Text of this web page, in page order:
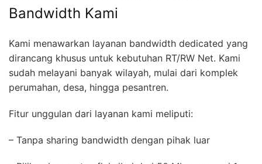
Bandwidth Kami
Kami menawarkan layanan bandwidth dedicated yang
dirancang khusus untuk kebutuhan RT/RW Net. Kami
sudah melayani banyak wilayah, mulai dari komplek
perumahan, desa, hingga pesantren.
Fitur unggulan dari layanan kami meliputi:
– Tanpa sharing bandwidth dengan pihak luar